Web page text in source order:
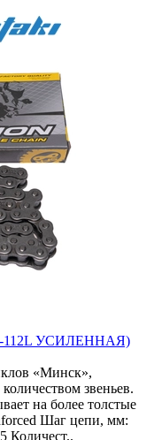
112L УСИЛЕННАЯ)
«Минск»,
звеньев.
на более толстые
Шаг цепи, мм:
Количест..